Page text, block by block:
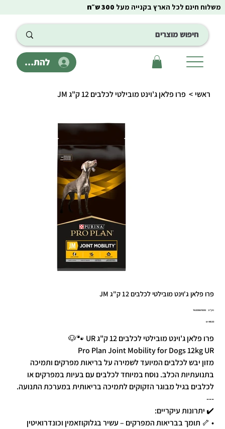
להתחבר
משלוח חינם לכל הארץ בקנייה מעל 300 ש״ח
ראשי > פרו פלאן ג'וינט מובילטי לכלבים 12 ק"ג JM
פרו פלאן ג'וינט מובילטי לכלבים 12 ק"ג JM
מק"ט:
מק"ט
7613036678292
מחיר‏440.00 ‏₪
פרו פלאן ג'וינט מובילטי לכלבים 12 ק"ג UR 🐾🐶
Pro Plan Joint Mobility for Dogs 12kg UR
מזון יבש לכלבים המיועד לשמירה על בריאות מפרקים ותמיכה
בתנועתיות הכלב. נוסח במיוחד לכלבים עם בעיות במפרקים או
לכלבים בגיל מבוגר הזקוקים לתמיכה בריאותית במערכת התנועה.
---
✔️ יתרונות עיקריים:
• 🦴 תומך בבריאות המפרקים – עשיר בגלוקוזאמין וכונדרואיטין